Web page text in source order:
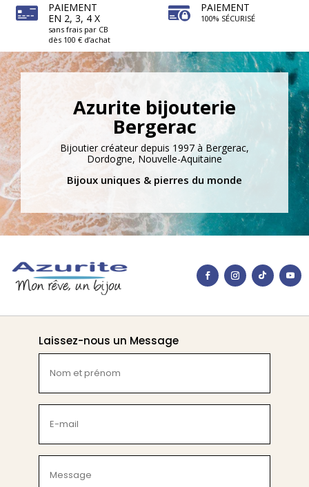
PAIEMENT
EN 2, 3, 4 X
sans frais par CB
dès 100 € d’achat
PAIEMENT
100% SÉCURISÉ
Azurite bijouterie
Bergerac
Bijoutier créateur depuis 1997 à Bergerac,
Dordogne, Nouvelle-Aquitaine
Bijoux uniques & pierres du monde
Laissez-nous un Message
et
prénom
(Nécessaire)
mail
(Nécessaire)
(Nécessaire)